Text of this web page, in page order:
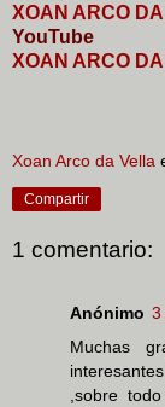
XOAN ARCO
YouTube
XOAN ARCO
Xoan Arco da Vella
Compartir
1 comentario:
Anónimo 3
Muchas
,sobre